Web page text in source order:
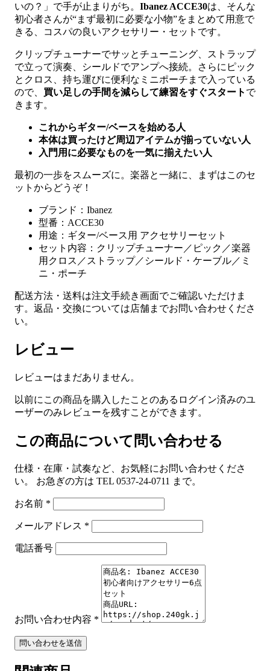
いの？」で手が止まりがち。 Ibanez ACCE30は、そんな
初心者さんが“まず最初に必要な小物”をまとめて用意で
きる、コスパの良いアクセサリー・セットです。
クリップチューナーでサッとチューニング、ストラップ
で立って演奏、シールドでアンプへ接続。さらにピック
とクロス、持ち運びに便利なミニポーチまで入っている
ので、 買い足しの手間を減らして練習をすぐスタート で
きます。
これからギター/ベースを始める人
本体は買ったけど周辺アイテムが揃っていない人
入門用に必要なものを一気に揃えたい人
最初の一歩をスムーズに。楽器と一緒に、まずはこのセ
ットからどうぞ！
ブランド：Ibanez
型番：ACCE30
用途：ギター/ベース用 アクセサリーセット
セット内容：クリップチューナー／ピック／楽器
用クロス／ストラップ／シールド・ケーブル／ミ
ニ・ポーチ
配送方法・送料は注文手続き画面でご確認いただけま
す。返品・交換については店舗までお問い合わせくださ
い。
レビュー
レビューはまだありません。
以前にこの商品を購入したことのあるログイン済みのユ
ーザーのみレビューを残すことができます。
この商品について問い合わせる
仕様・在庫・試奏など、お気軽にお問い合わせくださ
い。 お急ぎの方は TEL 0537-24-0711 まで。
お名前 *
メールアドレス *
電話番号
お問い合わせ内容 *
問い合わせを送信